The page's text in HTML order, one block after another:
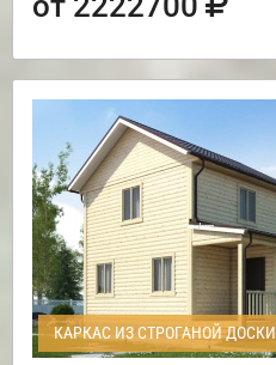
КАРКАС ИЗ СТРОГАНОЙ ДОСКИ